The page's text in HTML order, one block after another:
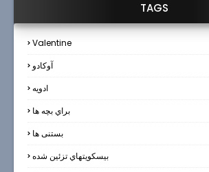
TAGS
Valentine
آوکادو
ادويه
براي بچه ها
بستنی ها
بيسكويتهاي تزئين شده